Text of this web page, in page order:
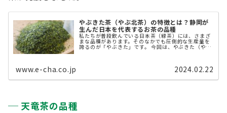
やぶきた茶（やぶ北茶）の特徴とは？静岡が
生んだ日本を代表するお茶の品種
私たちが普段飲んでいる日本茶（緑茶）には、さまざ
まな品種があります。そのなかでも圧倒的な生産量を
誇るのが「やぶきた」です。 今回は、やぶきた（やぶ
www.e-cha.co.jp 2024.02.22
天竜茶の品種